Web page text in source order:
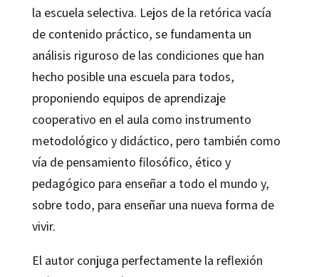
la escuela selectiva. Lejos de la retórica vacía
de contenido práctico, se fundamenta un
análisis riguroso de las condiciones que han
hecho posible una escuela para todos,
proponiendo equipos de aprendizaje
cooperativo en el aula como instrumento
metodológico y didáctico, pero también como
vía de pensamiento filosófico, ético y
pedagógico para enseñar a todo el mundo y,
sobre todo, para enseñar una nueva forma de
vivir.
El autor conjuga perfectamente la reflexión